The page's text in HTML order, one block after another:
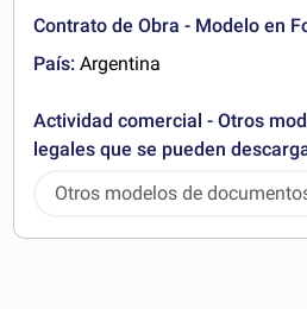
Contrato de Obra - Modelo en
País: Argentina
Actividad comercial - Otros
legales que se pueden
Otros modelos de
pueden descargar